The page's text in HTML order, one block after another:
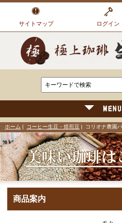
サイトマップ ログイン
ホーム コーヒー生豆・焙煎豆 | コリオナ農園
商品案内